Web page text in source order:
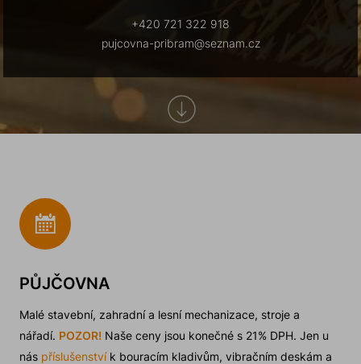
+420 721 322 918
pujcovna-pribram@seznam.cz
PŮJČOVNA
Malé stavební, zahradní a lesní mechanizace, stroje a
nářadí. POZOR! Naše ceny jsou konečné s 21% DPH. Jen u
nás příslušenství k bouracím kladivům, vibračním deskám a